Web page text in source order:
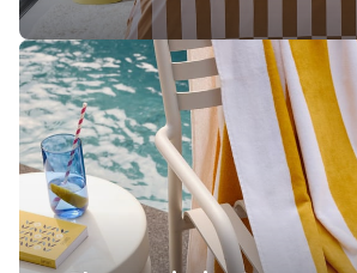
¿Playa
o
piscina?